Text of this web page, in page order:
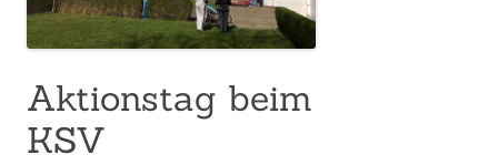
Aktionstag beim
KSV